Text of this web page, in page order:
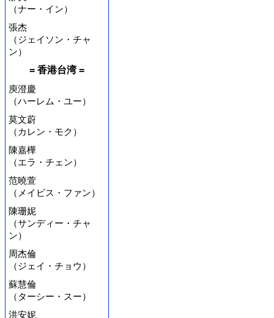
（ナー・イン）
張杰
（ジェイソン・チャ
ン）
= 香港台湾 =
庾澄慶
（ハーレム・ユー）
莫文蔚
（カレン・モク）
陳嘉樺
（エラ・チェン）
范曉萱
（メイビス・ファン）
陳珊妮
（サンディー・チャ
ン）
周杰倫
（ジェイ・チョウ）
蘇慧倫
（ターシー・スー）
洪安妮